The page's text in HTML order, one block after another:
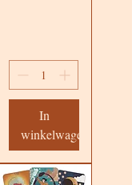
In
winkelwagen